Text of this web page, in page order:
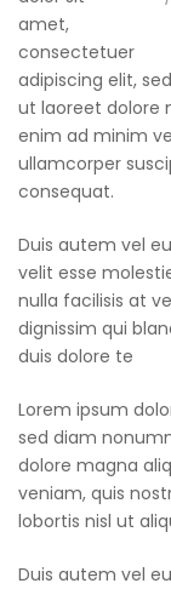
amet,
consectetuer
adipiscing elit,
ut laoreet dolore
enim ad minim
ullamcorper
consequat.
Duis autem vel
velit esse
nulla facilisis at
dignissim qui
duis dolore te
Lorem ipsum
sed diam
dolore magna
veniam, quis
lobortis nisl ut
Duis autem vel